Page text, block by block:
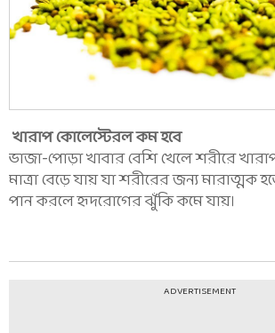
খারাপ কোলেস্টেরল কম হবে
ভাজা-পোড়া খাবার বেশি খেলে শরীরে
মাত্রা বেড়ে যায় যা শরীরের জন্য মারাত্মক
পান করলে হৃদরোগের ঝুঁকি কমে যায়।
ADVERTISEMENT